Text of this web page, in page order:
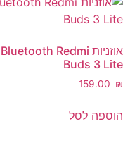
אוזניות Bluetooth Redmi
Buds 3 Lite
‎159.00 ₪
הוספה לסל